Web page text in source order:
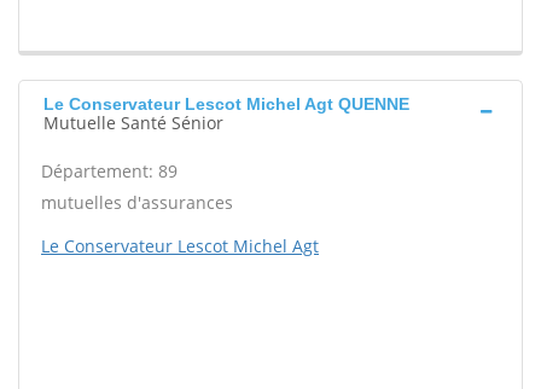
Le Conservateur Lescot Michel Agt QUENNE
Mutuelle Santé Sénior
Département: 89
mutuelles d'assurances
Le Conservateur Lescot Michel Agt